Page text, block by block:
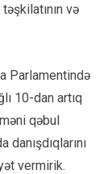
və
Parlamentində
10-dan artıq
qəbul
vermirik.